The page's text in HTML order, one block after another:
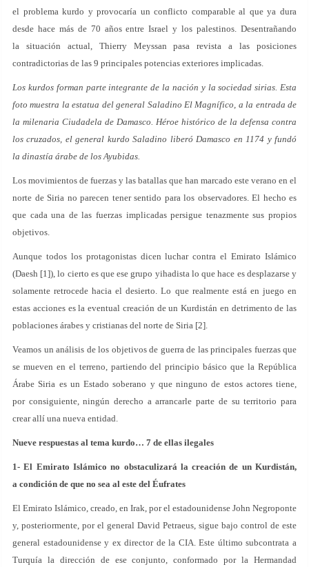
el problema kurdo y provocaría un conflicto comparable al que ya dura
desde hace más de 70 años entre Israel y los palestinos. Desentrañando
la situación actual, Thierry Meyssan pasa revista a las posiciones
contradictorias de las 9 principales potencias exteriores implicadas.
Los kurdos forman parte integrante de la nación y la sociedad sirias. Esta
foto muestra la estatua del general Saladino El Magnífico, a la entrada de
la milenaria Ciudadela de Damasco. Héroe histórico de la defensa contra
los cruzados, el general kurdo Saladino liberó Damasco en 1174 y fundó
la dinastía árabe de los Ayubidas.
Los movimientos de fuerzas y las batallas que han marcado este verano en el
norte de Siria no parecen tener sentido para los observadores. El hecho es
que cada una de las fuerzas implicadas persigue tenazmente sus propios
objetivos.
Aunque todos los protagonistas dicen luchar contra el Emirato Islámico
(Daesh [1]), lo cierto es que ese grupo yihadista lo que hace es desplazarse y
solamente retrocede hacia el desierto. Lo que realmente está en juego en
estas acciones es la eventual creación de un Kurdistán en detrimento de las
poblaciones árabes y cristianas del norte de Siria [2].
Veamos un análisis de los objetivos de guerra de las principales fuerzas que
se mueven en el terreno, partiendo del principio básico que la República
Árabe Siria es un Estado soberano y que ninguno de estos actores tiene,
por consiguiente, ningún derecho a arrancarle parte de su territorio para
crear allí una nueva entidad.
Nueve respuestas al tema kurdo… 7 de ellas ilegales
1- El Emirato Islámico no obstaculizará la creación de un Kurdistán,
a condición de que no sea al este del Éufrates
El Emirato Islámico, creado, en Irak, por el estadounidense John Negroponte
y, posteriormente, por el general David Petraeus, sigue bajo control de este
general estadounidense y ex director de la CIA. Este último subcontrata a
Turquía la dirección de ese conjunto, conformado por la Hermandad